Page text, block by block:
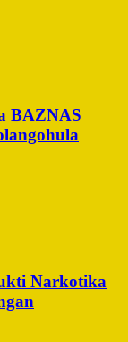
BAZNAS
Narkotika